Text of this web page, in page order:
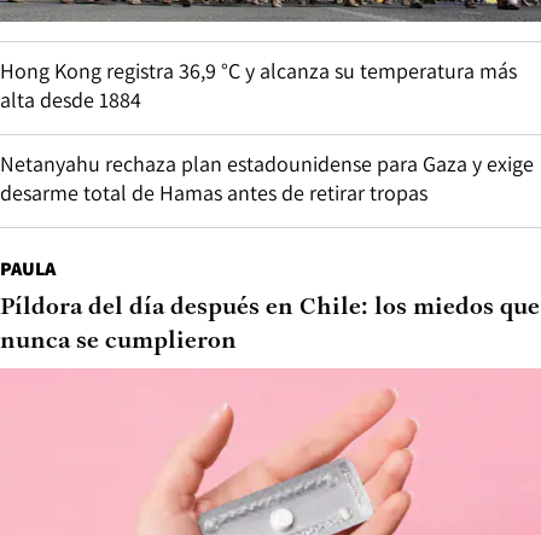
Hong Kong registra 36,9 °C y alcanza su temperatura más
alta desde 1884
Netanyahu rechaza plan estadounidense para Gaza y exige
desarme total de Hamas antes de retirar tropas
PAULA
Píldora del día después en Chile: los miedos que
nunca se cumplieron